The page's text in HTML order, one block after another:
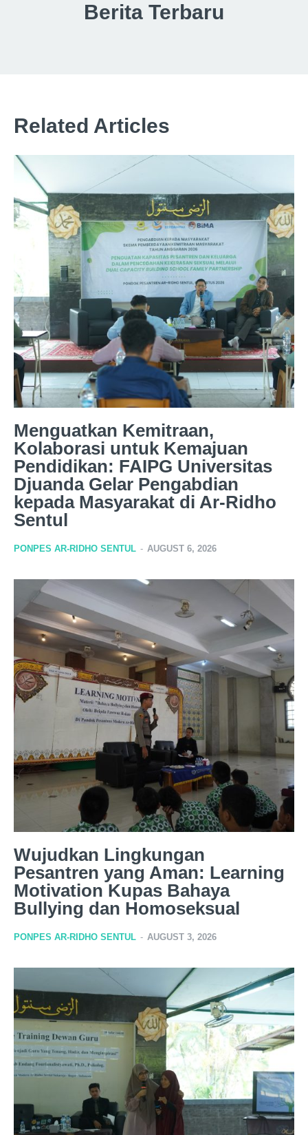
Berita Terbaru
Related Articles
Menguatkan Kemitraan,
Kolaborasi untuk Kemajuan
Pendidikan: FAIPG Universitas
Djuanda Gelar Pengabdian
kepada Masyarakat di Ar-Ridho
Sentul
PONPES AR-RIDHO SENTUL - AUGUST 6, 2026
Wujudkan Lingkungan
Pesantren yang Aman: Learning
Motivation Kupas Bahaya
Bullying dan Homoseksual
PONPES AR-RIDHO SENTUL - AUGUST 3, 2026